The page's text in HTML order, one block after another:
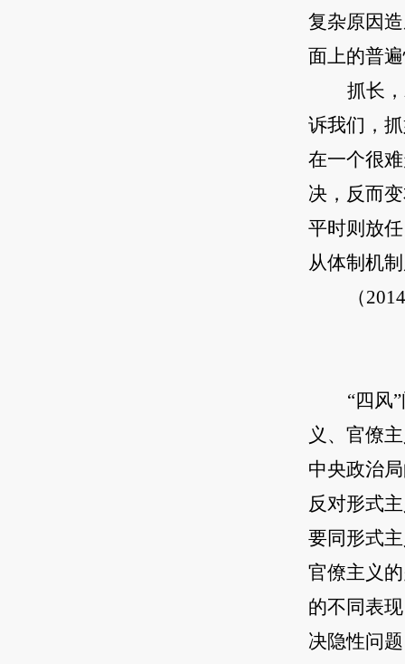
复杂原因
面上的普
抓长
诉我们，
在一个很
决，反而
平时则放
从体制机
（
“四风
义、官僚
中央政治
反对形式
要同形式
官僚主义
的不同表
决隐性问